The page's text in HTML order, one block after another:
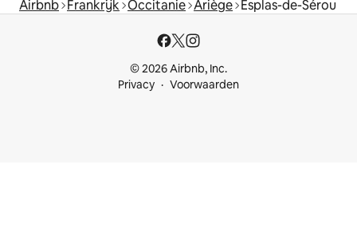
Airbnb Frankrijk Occitanie Ariège Esplas-de-Sérou
© 2026 Airbnb, Inc.
Privacy
Voorwaarden